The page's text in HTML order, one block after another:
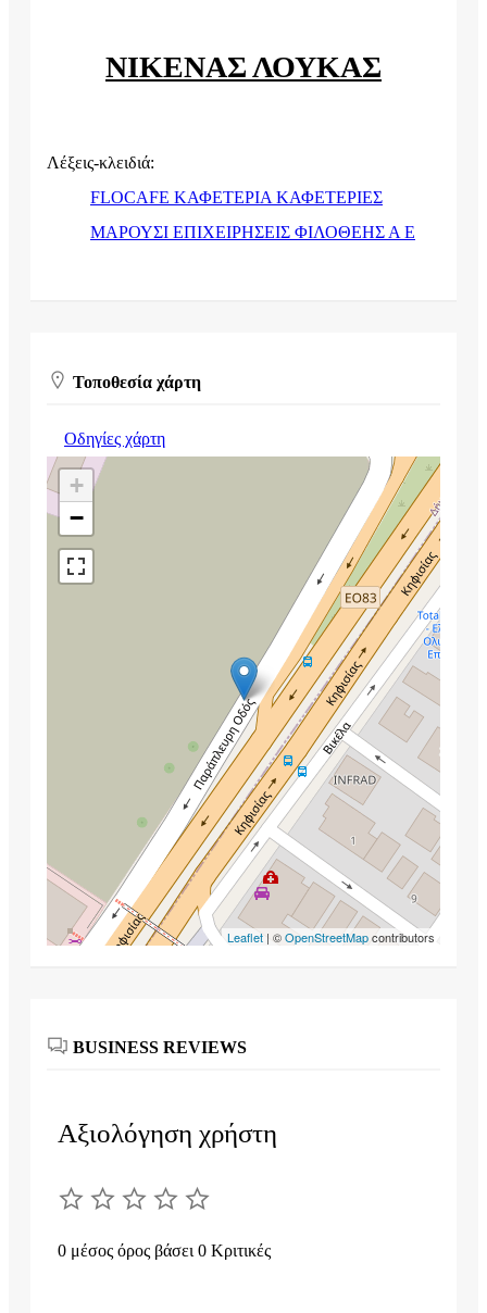
ΝΙΚΕΝΑΣ ΛΟΥΚΑΣ
Λέξεις-κλειδιά:
FLOCAFE ΚΑΦΕΤΕΡΙΑ ΚΑΦΕΤΕΡΙΕΣ
ΜΑΡΟΥΣΙ ΕΠΙΧΕΙΡΗΣΕΙΣ ΦΙΛΟΘΕΗΣ Α Ε
Τοποθεσία χάρτη
Οδηγίες χάρτη
+
−
Leaflet | ©OpenStreetMapcontributors
BUSINESS REVIEWS
Αξιολόγηση χρήστη
0 μέσος όρος βάσει 0 Κριτικές